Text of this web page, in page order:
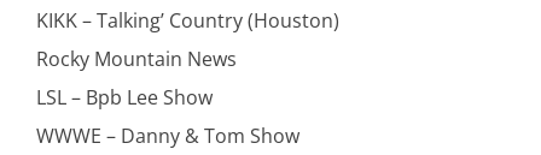
KIKK – Talking’ Country (Houston)
Rocky Mountain News
LSL – Bpb Lee Show
WWWE – Danny & Tom Show